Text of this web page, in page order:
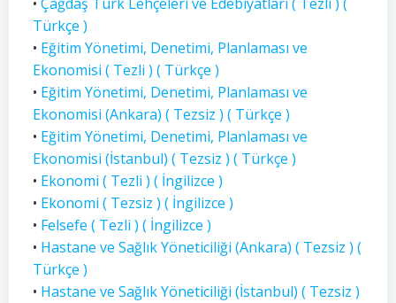
Türkçe )
• Eğitim Yönetimi, Denetimi, Planlaması ve
Ekonomisi ( Tezli ) ( Türkçe )
• Eğitim Yönetimi, Denetimi, Planlaması ve
Ekonomisi (Ankara) ( Tezsiz ) ( Türkçe )
• Eğitim Yönetimi, Denetimi, Planlaması ve
Ekonomisi (İstanbul) ( Tezsiz ) ( Türkçe )
• Ekonomi ( Tezli ) ( İngilizce )
• Ekonomi ( Tezsiz ) ( İngilizce )
• Felsefe ( Tezli ) ( İngilizce )
• Hastane ve Sağlık Yöneticiliği (Ankara) ( Tezsiz ) (
Türkçe )
• Hastane ve Sağlık Yöneticiliği (İstanbul) ( Tezsiz )